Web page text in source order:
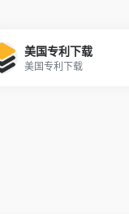
美国专利下载
美国专利下载